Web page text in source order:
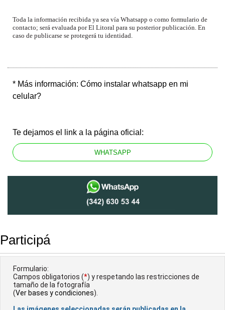
Toda la información recibida ya sea vía Whatsapp o como formulario de
contacto; será evaluada por El Litoral para su posterior publicación. En
caso de publicarse se protegerá tu identidad.
* Más información: Cómo instalar whatsapp en mi
celular?
Te dejamos el link a la página oficial:
WHATSAPP
Participá